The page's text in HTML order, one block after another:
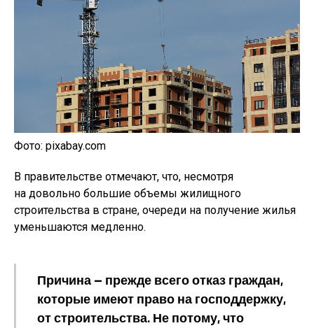
Фото: pixabay.com
В правительстве отмечают, что, несмотря
на довольно большие объемы жилищного
строительства в стране, очереди на получение жилья
уменьшаются медленно.
Причина — прежде всего отказ граждан,
которые имеют право на господдержку,
от строительства. Не потому, что